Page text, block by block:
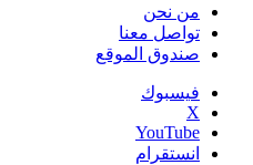
من نحن
تواصل معنا
صندوق الموقع
فيسبوك
‫X
‫YouTube
انستقرام